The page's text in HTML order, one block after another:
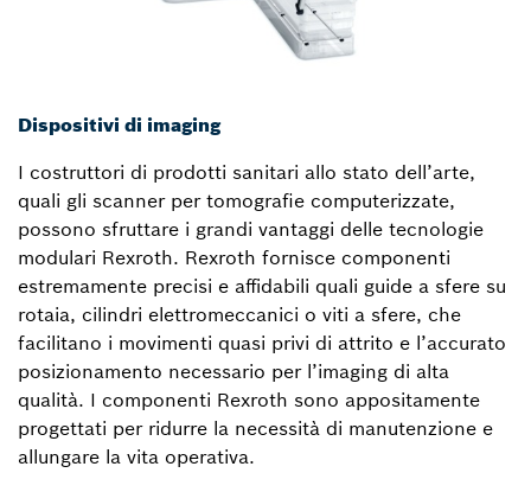
Dispositivi di imaging
I costruttori di prodotti sanitari allo stato dell’arte,
quali gli scanner per tomografie computerizzate,
possono sfruttare i grandi vantaggi delle tecnologie
modulari Rexroth. Rexroth fornisce componenti
estremamente precisi e affidabili quali guide a sfere su
rotaia, cilindri elettromeccanici o viti a sfere, che
facilitano i movimenti quasi privi di attrito e l’accurato
posizionamento necessario per l’imaging di alta
qualità. I componenti Rexroth sono appositamente
progettati per ridurre la necessità di manutenzione e
allungare la vita operativa.